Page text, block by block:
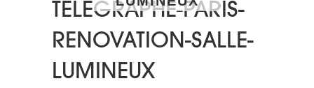
TELEGRAPHE-PARIS-
RENOVATION-SALLE-
LUMINEUX